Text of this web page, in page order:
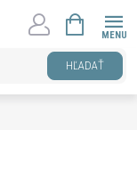
HĽADAŤ
KOŠÍK